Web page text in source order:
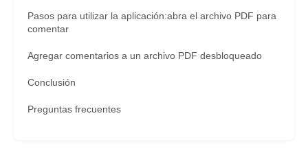
Pasos para utilizar la aplicación:abra el archivo PDF para
comentar
Agregar comentarios a un archivo PDF desbloqueado
Conclusión
Preguntas frecuentes